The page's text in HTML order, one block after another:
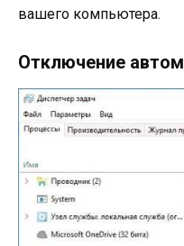
вашего компьютера.
Отключение